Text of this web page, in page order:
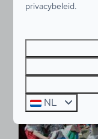
Meer
In de omgeving: 7km
privacybeleid.
NL